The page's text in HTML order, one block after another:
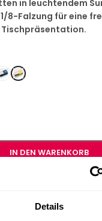
Details
in leuchtendem
8-Falzung für eine
IN DEN WARENKORB